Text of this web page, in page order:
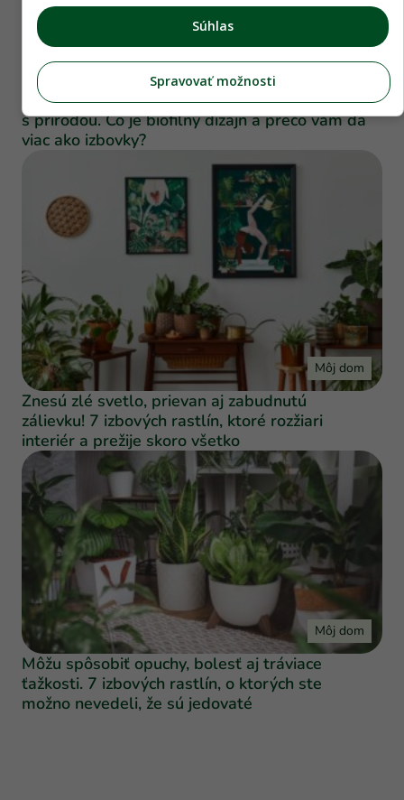
Môj dom
Sľubuje znížiť stres, priniesť pokoj a spojiť byt
s prírodou. Čo je biofilný dizajn a prečo vám dá
viac ako izbovky?
Môj dom
Znesú zlé svetlo, prievan aj zabudnutú
zálievku! 7 izbových rastlín, ktoré rozžiari
interiér a prežije skoro všetko
Môj dom
Môžu spôsobiť opuchy, bolesť aj tráviace
ťažkosti. 7 izbových rastlín, o ktorých ste
možno nevedeli, že sú jedovaté
Súhlas
Spravovať možnosti